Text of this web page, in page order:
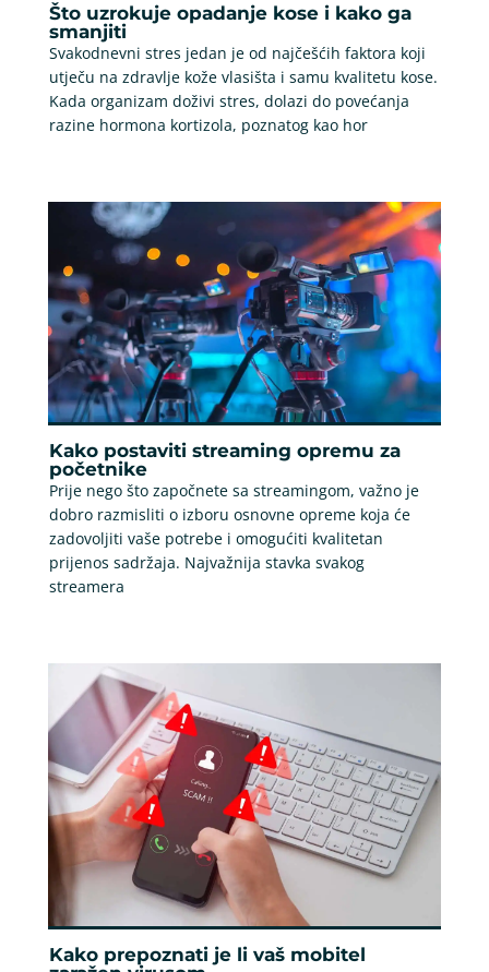
Što uzrokuje opadanje kose i kako ga
smanjiti
Svakodnevni stres jedan je od najčešćih faktora koji
utječu na zdravlje kože vlasišta i samu kvalitetu kose.
Kada organizam doživi stres, dolazi do povećanja
razine hormona kortizola, poznatog kao hor
Kako postaviti streaming opremu za
početnike
Prije nego što započnete sa streamingom, važno je
dobro razmisliti o izboru osnovne opreme koja će
zadovoljiti vaše potrebe i omogućiti kvalitetan
prijenos sadržaja. Najvažnija stavka svakog
streamera
Kako prepoznati je li vaš mobitel